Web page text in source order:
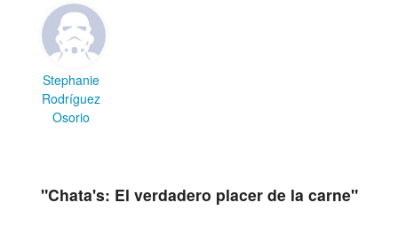
Stephanie
Rodríguez
Osorio
"Chata's: El verdadero placer de la carne"